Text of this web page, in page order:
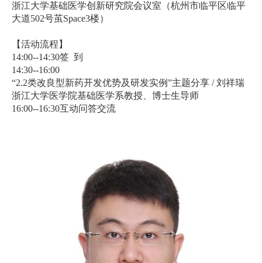
浙江大学基础医学创新研究院会议室（杭州市临平区临平
大道502号茧Space3楼）
【活动流程】
14:00--14:30签 到
14:30--16:00
“2.2类改良型新药开发优势及研发实例”主题分享 /刘祥瑞
浙江大学医学院基础医学系教授、博士生导师
16:00--16:30互动问答交流